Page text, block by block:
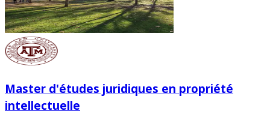
Master d'études juridiques en propriété
intellectuelle